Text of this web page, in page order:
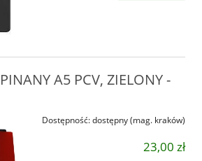
A5 PCV, ZIELONY -
Dostępność:dostępny (mag. kraków)
23,00 zł